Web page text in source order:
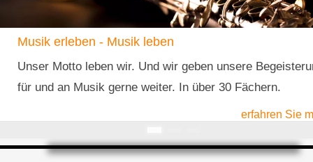
Musik erleben - Musik leben
Unser Motto leben wir. Und wir geben unsere
für und an Musik gerne weiter. In über 30 Fächern.
erfahren Sie